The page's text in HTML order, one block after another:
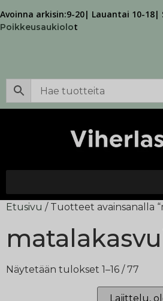
Avoinna arkisin:9-20| Lauantai 10-18|
Poikkeusaukiolot
Etusivu / Tuotteet avainsanalla
Näytetään tulokset 1–16 / 77